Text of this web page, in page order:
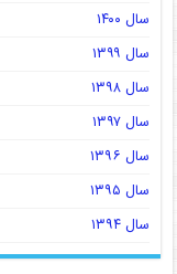
سال ۱۴۰۰
سال ۱۳۹۹
سال ۱۳۹۸
سال ۱۳۹۷
سال ۱۳۹۶
سال ۱۳۹۵
سال ۱۳۹۴